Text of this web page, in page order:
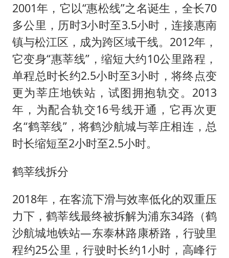
2001年，它以“惠松线”之名诞生，全长70
多公里，历时3小时至3.5小时，连接惠南
镇与松江区，成为跨区域干线。2012年，
它变身“惠莘线”，缩短大约10公里路程，
单程总时长约2.5小时至3小时，将终点变
更为莘庄地铁站，试图拥抱轨交。2013
年，为配合轨交16号线开通，它再次更
名“鹤莘线”，将鹤沙航城与莘庄相连，总
时长缩短至2小时至2.5小时。
鹤莘线拆分
2018年，在客流下滑与效率低化的双重压
力下，鹤莘线最终被拆解为浦东34路（鹤
沙航城地铁站—东泰林路康桥路，行驶里
程约25公里，行驶时长约1小时，高峰行